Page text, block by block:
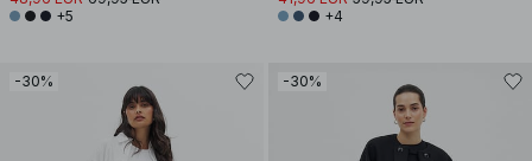
+5
+4
-30% -30%